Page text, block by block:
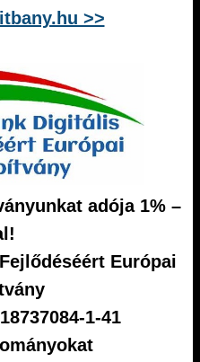
>>
adója 1% –
Európai
1-41